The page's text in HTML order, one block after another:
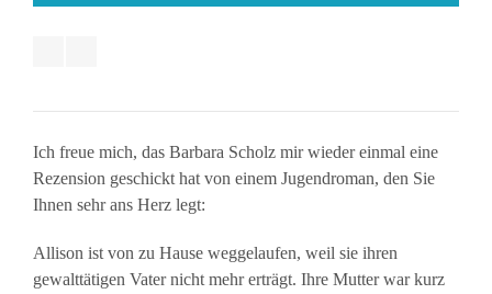
Ich freue mich, das Barbara Scholz mir wieder einmal eine
Rezension geschickt hat von einem Jugendroman, den Sie
Ihnen sehr ans Herz legt:
Allison ist von zu Hause weggelaufen, weil sie ihren
gewalttätigen Vater nicht mehr erträgt. Ihre Mutter war kurz